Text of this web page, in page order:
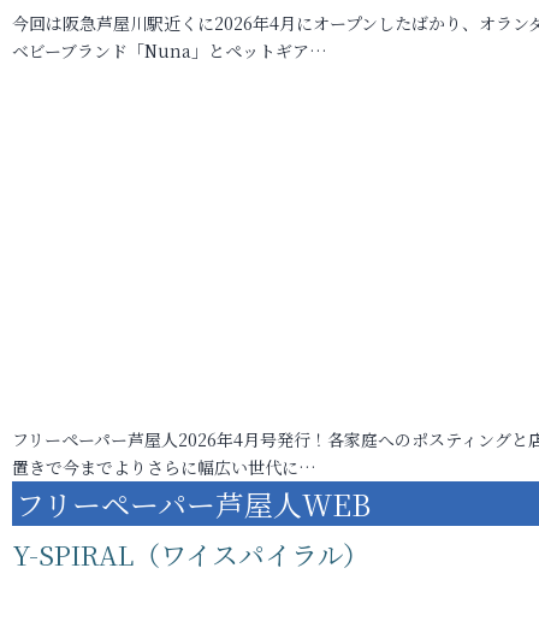
今回は阪急芦屋川駅近くに2026年4月にオープンしたばかり、オラン
ベビーブランド「Nuna」とペットギア…
フリーペーパー芦屋人2026年4月号発行！各家庭へのポスティングと
置きで今までよりさらに幅広い世代に…
フリーペーパー芦屋人WEB
Y-SPIRAL（ワイスパイラル）